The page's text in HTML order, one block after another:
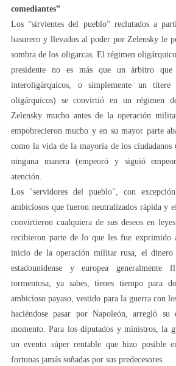
comediantes”
Los “sirvientes del pueblo” reclutados a
basurero y llevados al poder por Zelensky le
sombra de los oligarcas. El régimen
presidente no es más que un árbitro que
interoligárquicos, o simplemente un
oligárquicos) se convirtió en un régimen
Zelensky mucho antes de la operación
empobrecieron mucho y en su mayor parte
como la vida de la mayoría de los ciudadanos
ninguna manera (empeoró y siguió
atención.
Los "servidores del pueblo", con
ambiciosos que fueron neutralizados rápida y
convirtieron cualquiera de sus deseos en
recibieron parte de lo que les fue exprimido
inicio de la operación militar rusa, el dinero
estadounidense y europea
tormentosa; ya sabes, tienes tiempo para
ambicioso payaso, vestido para la guerra con
haciéndose pasar por Napoleón, arregló
momento. Para los diputados y ministros, la
un evento súper rentable que hizo posible
fortunas jamás soñadas por sus predecesores.